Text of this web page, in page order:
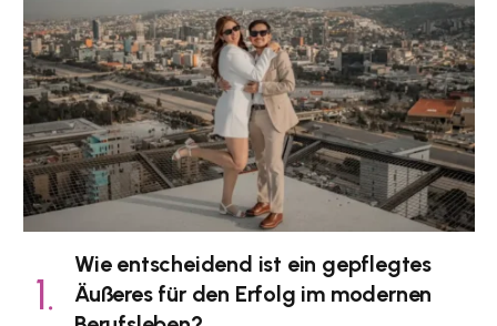
Wie entscheidend ist ein gepflegtes
Äußeres für den Erfolg im modernen